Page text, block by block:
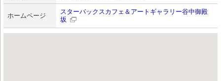
ホームページ
スターバックスカフェ＆アートギャラリー谷中御殿
坂